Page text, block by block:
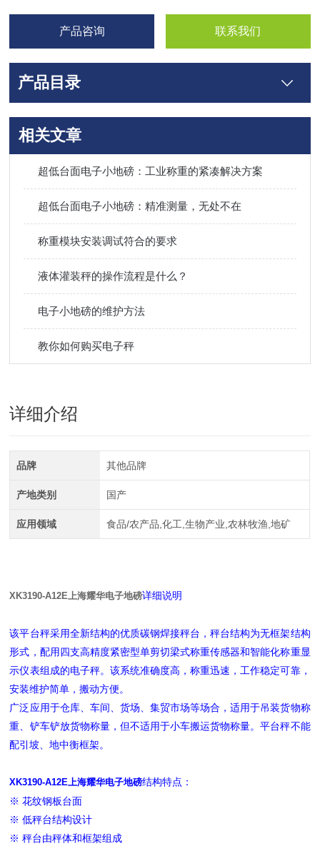
产品咨询 联系我们
产品目录
相关文章
超低台面电子小地磅：工业称重的紧凑解决方案
超低台面电子小地磅：精准测量，无处不在
称重模块安装调试符合的要求
液体灌装秤的操作流程是什么？
电子小地磅的维护方法
教你如何购买电子秤
详细介绍
品牌 其他品牌
产地类别 国产
应用领域 食品/农产品,化工,生物产业,农林牧渔,地矿
XK3190-A12E上海耀华电子地磅详细说明
该平台秤采用全新结构的优质碳钢焊接秤台，秤台结构为无框架结构
形式，配用四支高精度紧密型单剪切梁式称重传感器和智能化称重显
示仪表组成的电子秤。该系统准确度高，称重迅速，工作稳定可靠，
安装维护简单，搬动方便。
广泛应用于仓库、车间、货场、集贸市场等场合，适用于吊装货物称
重、铲车铲放货物称量，但不适用于小车搬运货物称量。平台秤不能
配引坡、地中衡框架。
XK3190-A12E上海耀华电子地磅结构特点：
※ 花纹钢板台面
※ 低秤台结构设计
※ 秤台由秤体和框架组成